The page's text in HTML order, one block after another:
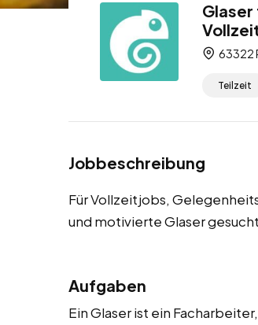
63322
Teilzeit
Jobbeschreibung
Für Vollzeitjobs,
und motivierte Glaser
Aufgaben
Ein Glaser ist ein